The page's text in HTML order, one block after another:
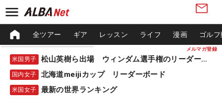
メルマガ登録
全ツアー ギア レッスン ライフ 漫画 ゴル
米国男子 松山英樹ら出場 ウィンダム選手権のリーダーボード
国内女子 北海道meijiカップ リーダーボード
米国女子 最新の世界ランキング